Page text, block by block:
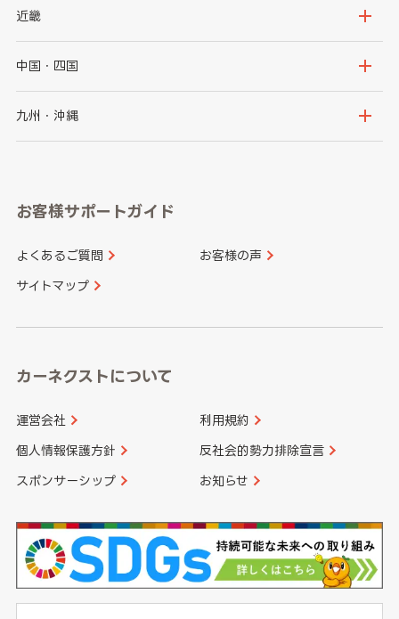
秋田県
群馬県
千葉県
新潟県
石川県
山梨県
愛知県
近畿
大阪府
京都府
和歌山県
中国・四国
鳥取県
山口県
香川県 愛媛県
九州・沖縄
長崎県
大分県 宮崎県
お客様サポートガイド
よくあるご質問 お客様の声
サイトマップ
カーネクストについて
運営会社 利用規約
個人情報保護方針 反社会的勢力排除宣言
スポンサーシップ お知らせ